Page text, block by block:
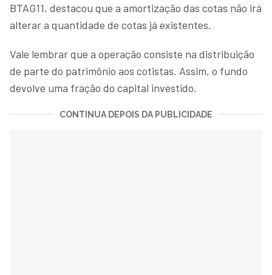
BTAG11, destacou que a amortização das cotas não irá
alterar a quantidade de cotas já existentes.
Vale lembrar que a operação consiste na distribuição
de parte do patrimônio aos cotistas. Assim, o fundo
devolve uma fração do capital investido.
CONTINUA DEPOIS DA PUBLICIDADE